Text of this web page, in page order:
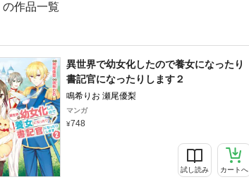
の作品一覧
異世界で幼女化したので養女になったり
書記官になったりします２
鳴希りお 瀬尾優梨
マンガ
748
試し読み カートへ